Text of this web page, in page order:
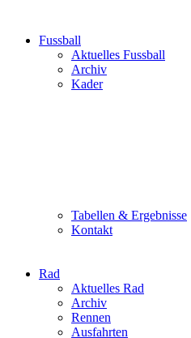
Fussball
Aktuelles Fussball
Archiv
Kader
Tabellen & Ergebnisse
Kontakt
Rad
Aktuelles Rad
Archiv
Rennen
Ausfahrten